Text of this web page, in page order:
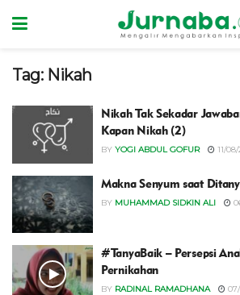
Tag: Nikah
Nikah Tak Sekadar
Kapan Nikah (2)
BY YOGI ABDUL GOFUR 11/
Makna Senyum saat
BY MUHAMMAD SIDKIN ALI
#TanyaBaik – Persepsi
Pernikahan
BY RADINAL RAMADHANA